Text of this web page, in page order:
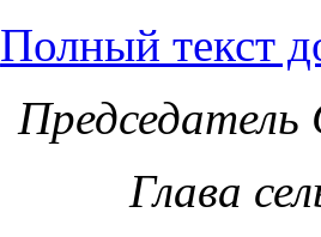
Полный текст
Глава